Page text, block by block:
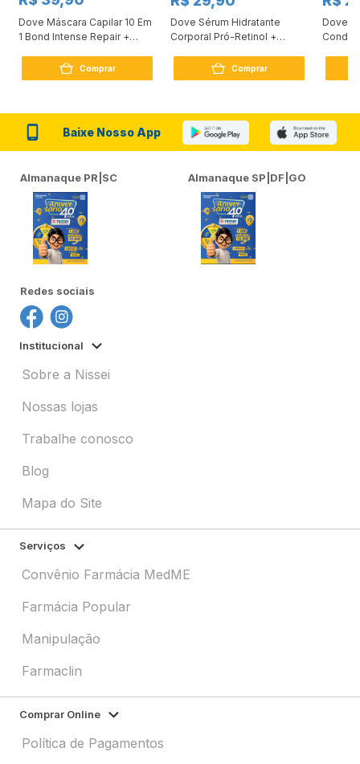
Dove Máscara Capilar 10 Em
1 Bond Intense Repair +
Comprar
Dove Sérum Hidratante
Corporal Pró-Retinol +
Comprar
Dove
Baixe Nosso App
Almanaque PR|SC Almanaque SP|DF|GO
Redes sociais
Institucional
Sobre a Nissei
Nossas lojas
Trabalhe conosco
Blog
Mapa do Site
Serviços
Convênio Farmácia MedME
Farmácia Popular
Manipulação
Farmaclin
Comprar Online
Política de Pagamentos